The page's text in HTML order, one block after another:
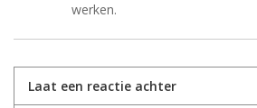
werken.
Laat een reactie achter